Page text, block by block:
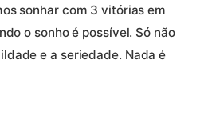
sonhar com 3 vitórias em
o sonho é possível. Só não
e a seriedade. Nada é